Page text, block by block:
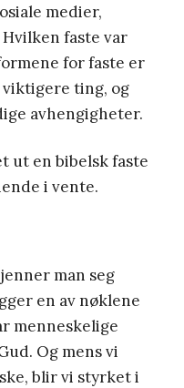
medier,
faste var
for faste er
ting, og
avhengigheter.
ut en bibelsk faste
i vente.
man seg
en av nøklene
menneskelige
Og mens vi
blir vi styrket i